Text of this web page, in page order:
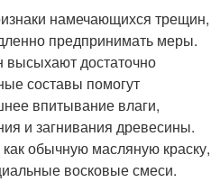
намечающихся трещин,
предпринимать меры.
высыхают достаточно
составы помогут
впитывание влаги,
и загнивания древесины.
обычную масляную краску,
восковые смеси.